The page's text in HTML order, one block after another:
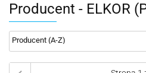
Producent - ELKOR